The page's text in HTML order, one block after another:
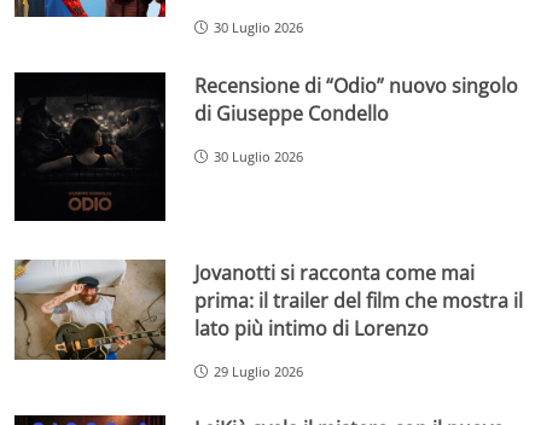
30 Luglio 2026
Recensione di “Odio” nuovo singolo
di Giuseppe Condello
30 Luglio 2026
Jovanotti si racconta come mai
prima: il trailer del film che mostra il
lato più intimo di Lorenzo
29 Luglio 2026